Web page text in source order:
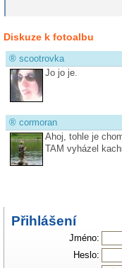
Diskuze k fotoalbu
® scootrovka
Jo jo je.
® cormoran
Ahoj, tohle je
TAM vyházel
Přihlášení
Jméno:
Heslo: